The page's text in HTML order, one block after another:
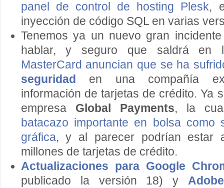
panel de control de hosting Plesk,
inyección de código SQL en varias
Tenemos ya un nuevo gran
hablar, y seguro que saldrá en
MasterCard anuncian que se ha
seguridad
en una compañía
información de tarjetas de crédito. Ya
empresa Global Payments, la
batacazo importante en bolsa
gráfica, y al parecer podrían estar
millones de tarjetas de crédito.
Actualizaciones para Google
publicado la versión 18) y